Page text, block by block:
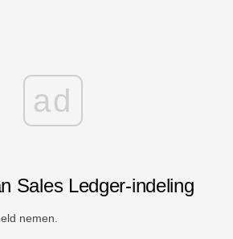
ad
Sales Ledger-indeling
nemen.